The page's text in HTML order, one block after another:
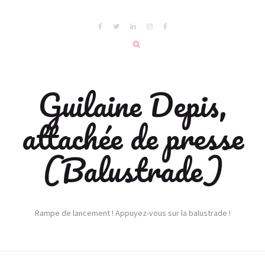
Guilaine Depis,
attachée de presse
(Balustrade)
Rampe de lancement ! Appuyez-vous sur la balustrade !